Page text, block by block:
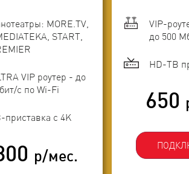
MORE.TV,
START,
VIP роутер - до
c по Wi-Fi
приставка с 4K
р/мес.
VIP-
до 500
HD-ТВ
650